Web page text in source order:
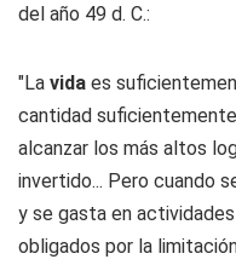
del año 49 d. C.:
"La vida es
cantidad
alcanzar los más altos
invertido... Pero cuando
y se gasta en
obligados por la